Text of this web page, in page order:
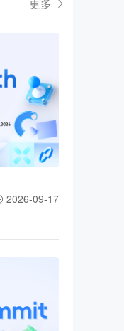
2026-09-17